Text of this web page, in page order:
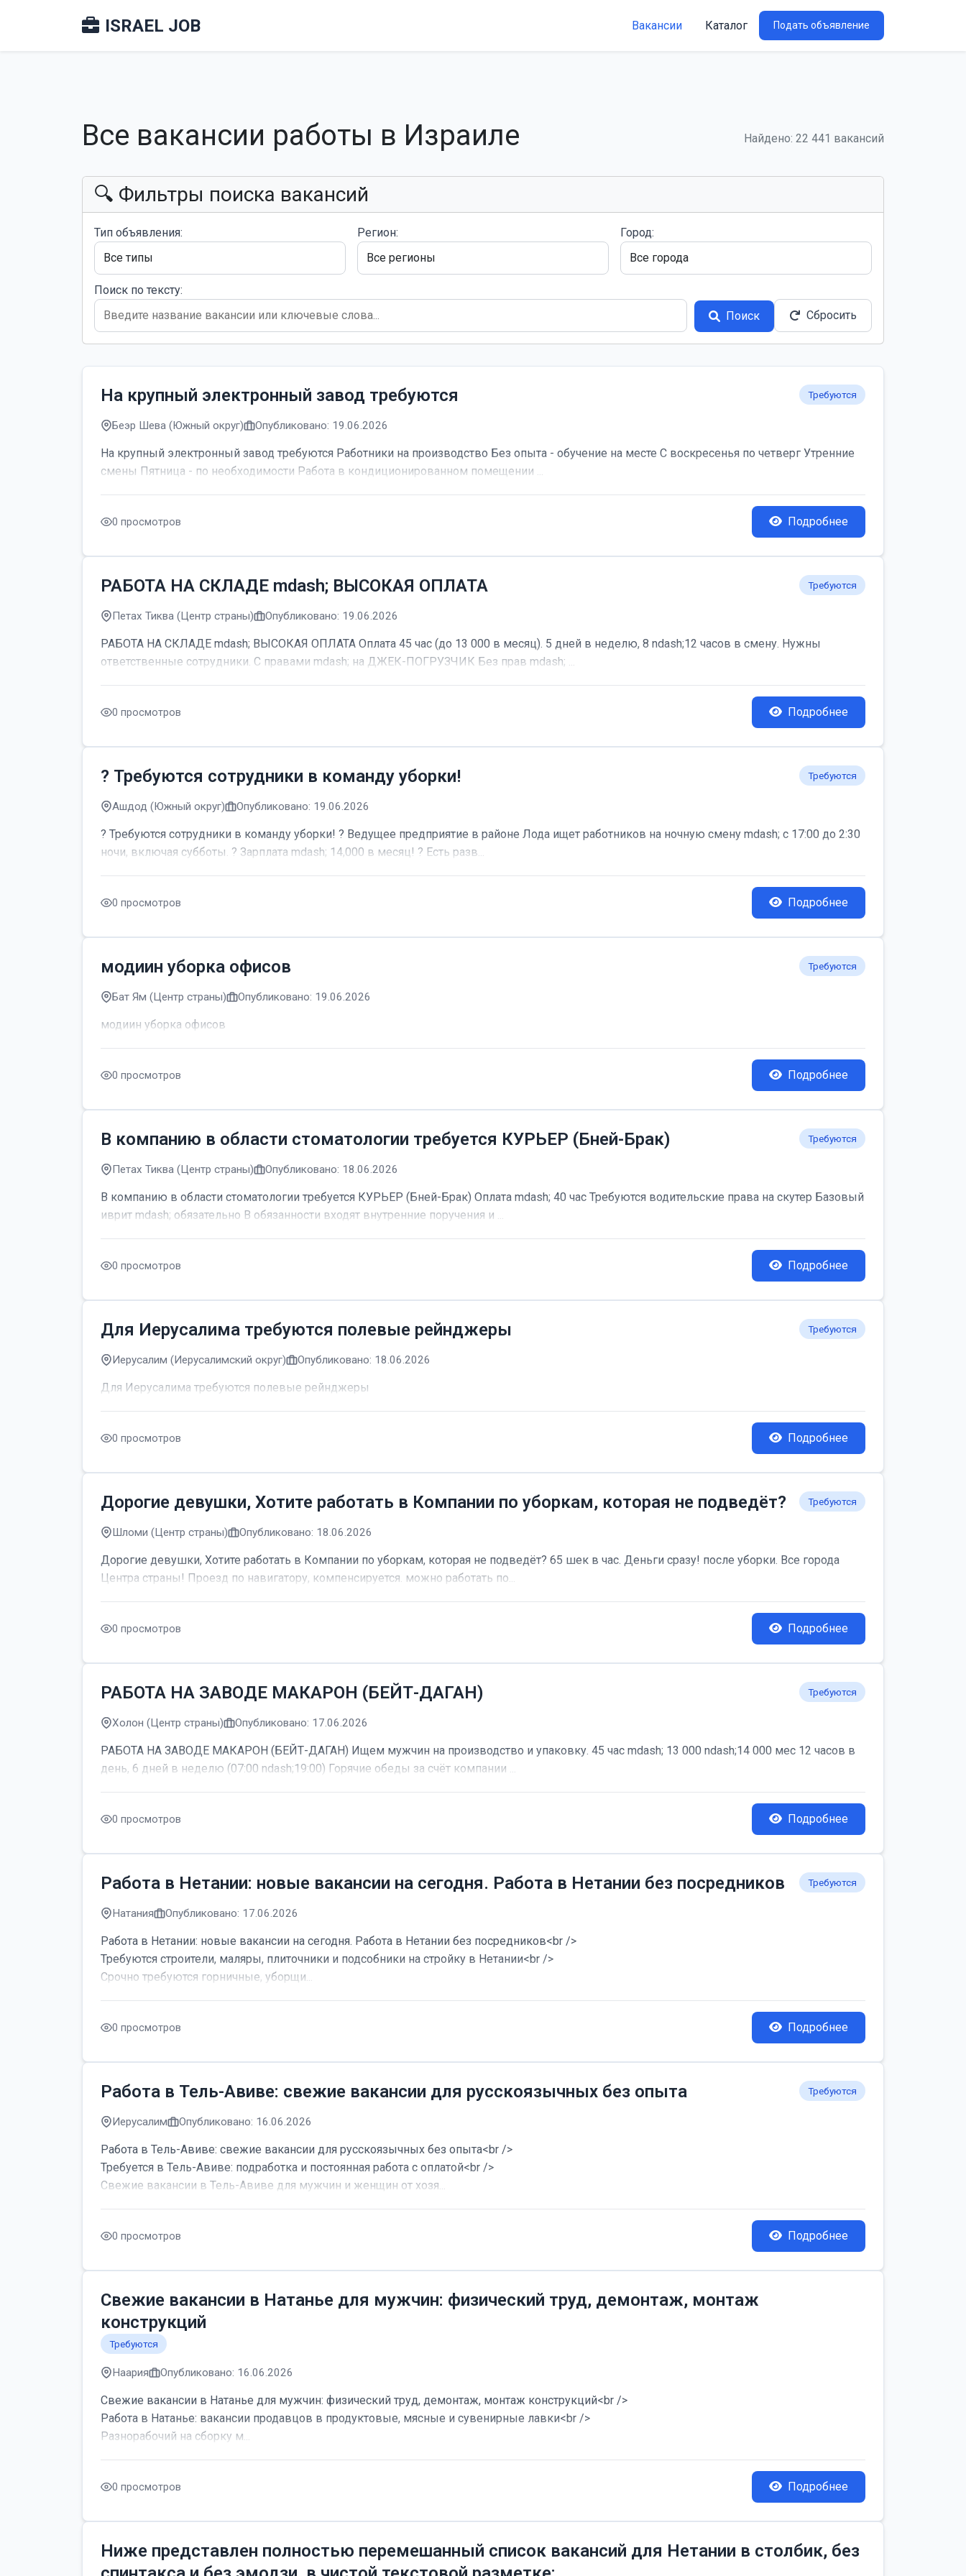
ISRAEL JOB Вакансии Каталог Подать объявление
Все вакансии работы в Израиле Найдено: 22 441 вакансий
🔍 Фильтры поиска вакансий
Тип объявления: Регион: Город:
Поиск по тексту:
Поиск
Сбросить
На крупный электронный завод требуются Требуются
Беэр Шева (Южный округ) Опубликовано: 19.06.2026
На крупный электронный завод требуются Работники на производство Без опыта - обучение на месте С воскресенья по четверг Утренние
смены Пятница - по необходимости Работа в кондиционированном помещении ...
0 просмотров Подробнее
РАБОТА НА СКЛАДЕ mdash; ВЫСОКАЯ ОПЛАТА Требуются
Петах Тиква (Центр страны) Опубликовано: 19.06.2026
РАБОТА НА СКЛАДЕ mdash; ВЫСОКАЯ ОПЛАТА Оплата 45 час (до 13 000 в месяц). 5 дней в неделю, 8 ndash;12 часов в смену. Нужны
ответственные сотрудники. С правами mdash; на ДЖЕК-ПОГРУЗЧИК Без прав mdash; ...
0 просмотров Подробнее
? Требуются сотрудники в команду уборки! Требуются
Ашдод (Южный округ) Опубликовано: 19.06.2026
? Требуются сотрудники в команду уборки! ? Ведущее предприятие в районе Лода ищет работников на ночную смену mdash; с 17:00 до 2:30
ночи, включая субботы. ? Зарплата mdash; 14,000 в месяц! ? Есть разв...
0 просмотров Подробнее
модиин уборка офисов Требуются
Бат Ям (Центр страны) Опубликовано: 19.06.2026
модиин уборка офисов
0 просмотров Подробнее
В компанию в области стоматологии требуется КУРЬЕР (Бней-Брак) Требуются
Петах Тиква (Центр страны) Опубликовано: 18.06.2026
В компанию в области стоматологии требуется КУРЬЕР (Бней-Брак) Оплата mdash; 40 час Требуются водительские права на скутер Базовый
иврит mdash; обязательно В обязанности входят внутренние поручения и ...
0 просмотров Подробнее
Для Иерусалима требуются полевые рейнджеры Требуются
Иерусалим (Иерусалимский округ) Опубликовано: 18.06.2026
Для Иерусалима требуются полевые рейнджеры
0 просмотров Подробнее
Дорогие девушки, Хотите работать в Компании по уборкам, которая не подведёт? Требуются
Шломи (Центр страны) Опубликовано: 18.06.2026
Дорогие девушки, Хотите работать в Компании по уборкам, которая не подведёт? 65 шек в час. Деньги сразу! после уборки. Все города
Центра страны! Проезд по навигатору, компенсируется. можно работать по...
0 просмотров Подробнее
РАБОТА НА ЗАВОДЕ МАКАРОН (БЕЙТ-ДАГАН) Требуются
Холон (Центр страны) Опубликовано: 17.06.2026
РАБОТА НА ЗАВОДЕ МАКАРОН (БЕЙТ-ДАГАН) Ищем мужчин на производство и упаковку. 45 час mdash; 13 000 ndash;14 000 мес 12 часов в
день, 6 дней в неделю (07:00 ndash;19:00) Горячие обеды за счёт компании ...
0 просмотров Подробнее
Работа в Нетании: новые вакансии на сегодня. Работа в Нетании без посредников Требуются
Натания Опубликовано: 17.06.2026
Работа в Нетании: новые вакансии на сегодня. Работа в Нетании без посредников<br />
Требуются строители, маляры, плиточники и подсобники на стройку в Нетании<br />
Срочно требуются горничные, уборщи...
0 просмотров Подробнее
Работа в Тель-Авиве: свежие вакансии для русскоязычных без опыта Требуются
Иерусалим Опубликовано: 16.06.2026
Работа в Тель-Авиве: свежие вакансии для русскоязычных без опыта<br />
Требуется в Тель-Авиве: подработка и постоянная работа с оплатой<br />
Свежие вакансии в Тель-Авиве для мужчин и женщин от хозя...
0 просмотров Подробнее
Свежие вакансии в Натанье для мужчин: физический труд, демонтаж, монтаж
конструкций
Требуются
Наария Опубликовано: 16.06.2026
Свежие вакансии в Натанье для мужчин: физический труд, демонтаж, монтаж конструкций<br />
Работа в Натанье: вакансии продавцов в продуктовые, мясные и сувенирные лавки<br />
Разнорабочий на сборку м...
0 просмотров Подробнее
Ниже представлен полностью перемешанный список вакансий для Нетании в столбик, без